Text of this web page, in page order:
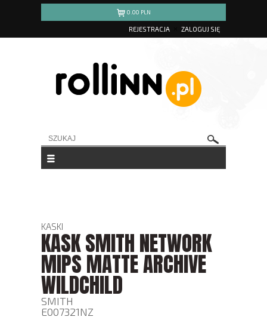
0.00 PLN
REJESTRACJA ZALOGUJ SIĘ
KASKI
KASK SMITH NETWORK
MIPS MATTE ARCHIVE
WILDCHILD
SMITH
E007321NZ